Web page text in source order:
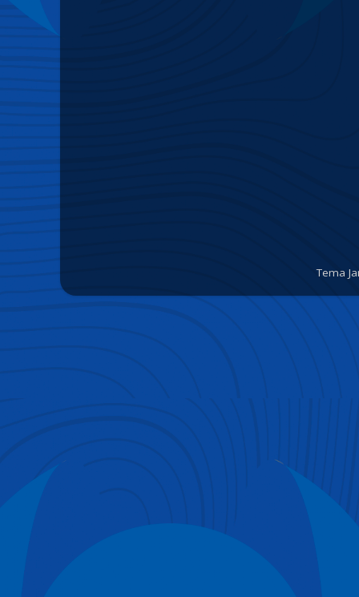
Tema